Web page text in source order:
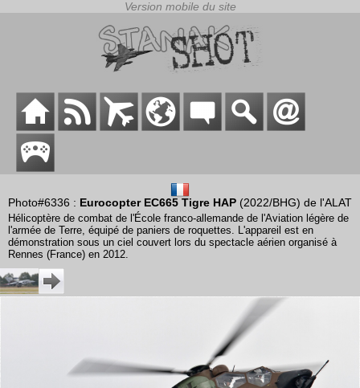
Photo#6336 : Eurocopter EC665 Tigre HAP (2022/BHG) de l'ALAT
Hélicoptère de combat de l'École franco-allemande de l'Aviation légère de
l'armée de Terre, équipé de paniers de roquettes. L'appareil est en
démonstration sous un ciel couvert lors du spectacle aérien organisé à
Rennes (France) en 2012.